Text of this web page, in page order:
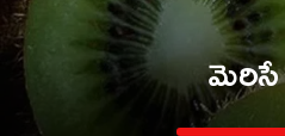
మెరిసే